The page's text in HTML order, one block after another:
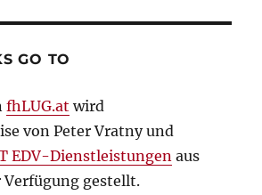
GO TO
fhLUG.at wird
von Peter Vratny und
EDV-Dienstleistungen aus
Verfügung gestellt.